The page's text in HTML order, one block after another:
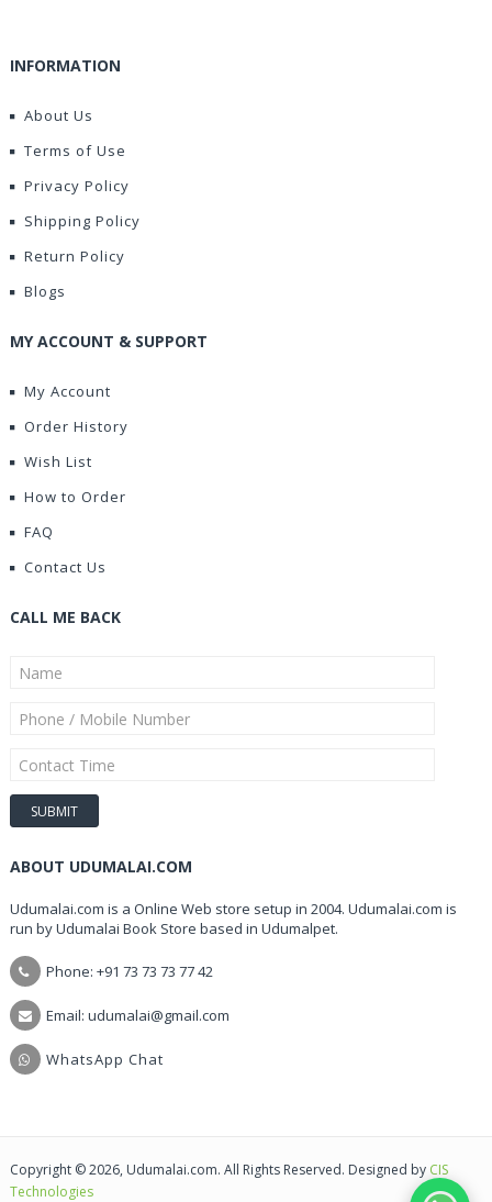
INFORMATION
About Us
Terms of Use
Privacy Policy
Shipping Policy
Return Policy
Blogs
MY ACCOUNT & SUPPORT
My Account
Order History
Wish List
How to Order
FAQ
Contact Us
CALL ME BACK
ABOUT UDUMALAI.COM
Udumalai.com is a Online Web store setup in 2004. Udumalai.com is
run by Udumalai Book Store based in Udumalpet.
Phone: +91 73 73 73 77 42
Email: udumalai@gmail.com
WhatsApp Chat
Copyright © 2026, Udumalai.com. All Rights Reserved. Designed by CIS
Technologies